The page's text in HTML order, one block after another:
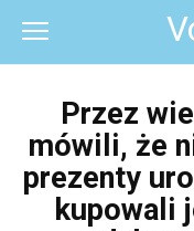
контенту
Przez
mówili, że
prezenty
kupowali